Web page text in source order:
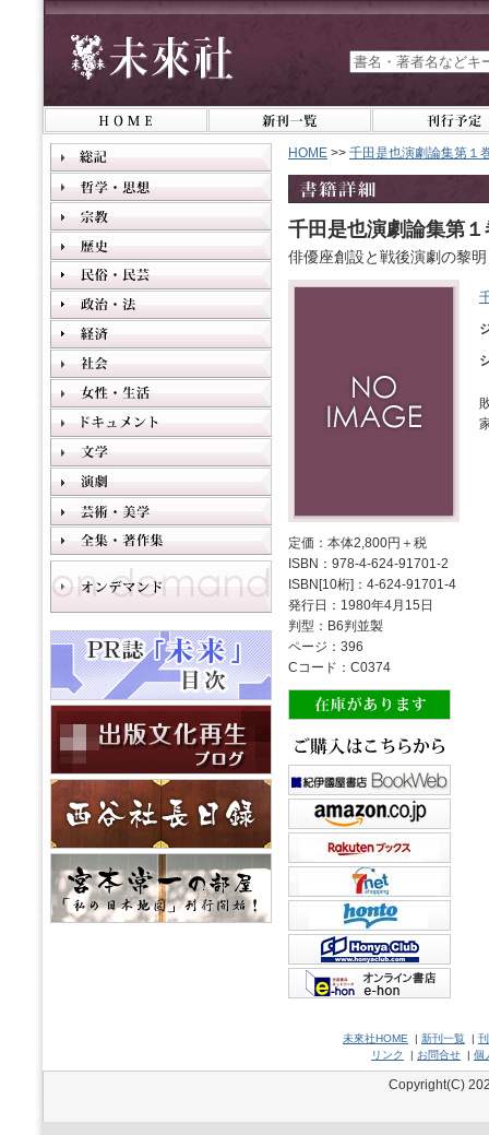
HOME >> 千田是也演劇論集第
千田是也演劇論集第
俳優座創設と戦後演劇の黎明
定価：本体2,800円＋税
ISBN：978-4-624-91701-2
ISBN[10桁]：4-624-91701-4
発行日：1980年4月15日
判型：B6判並製
ページ：396
Cコード：C0374
未來社HOME | 新刊一覧 |
リンク
| お問合せ | 個
Copyright(C)